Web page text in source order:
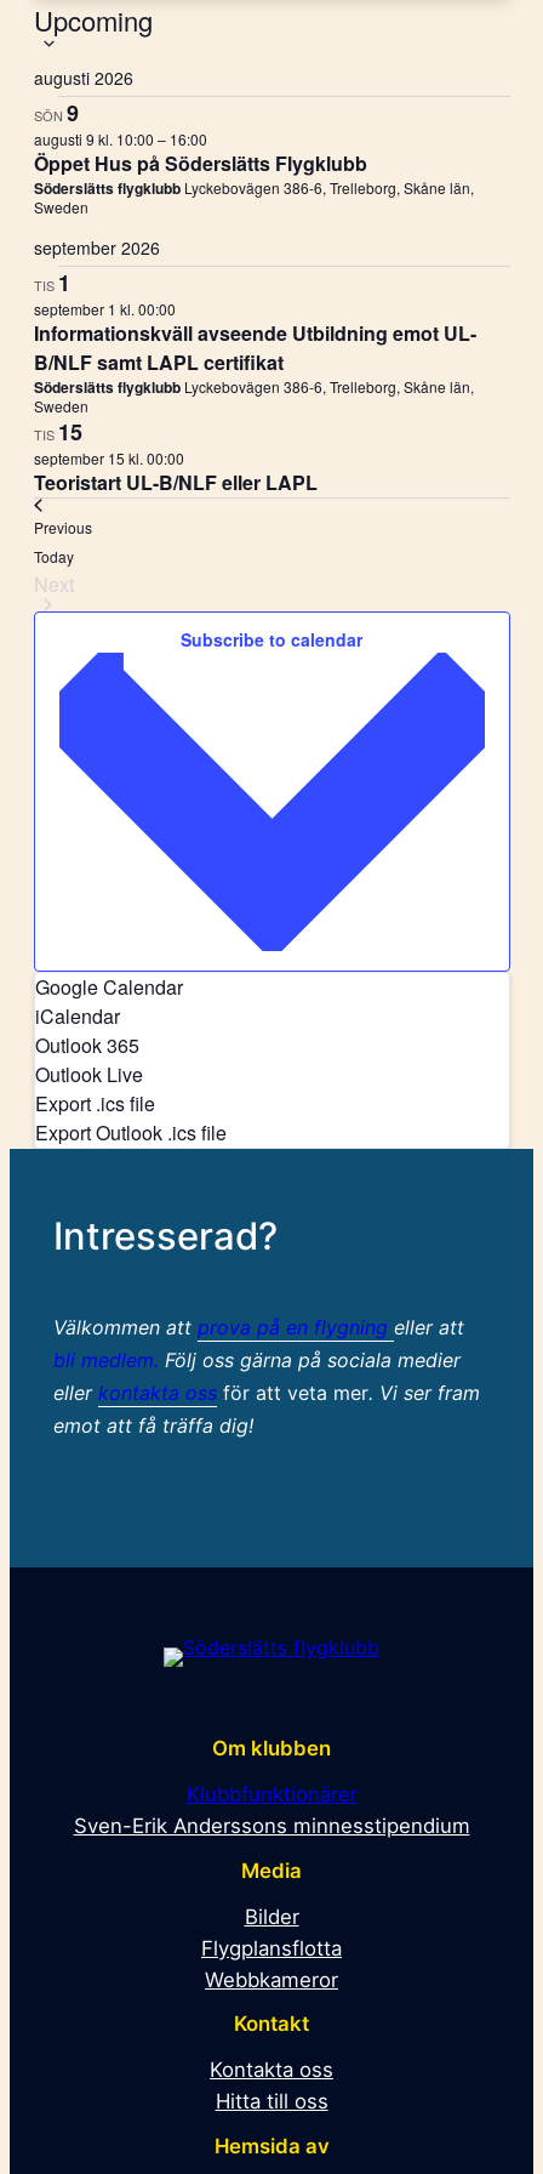
UpcomingSelect
date.
augusti 2026
SÖN 9
augusti 9 kl. 10:00 – 16:00
Öppet Hus på Söderslätts Flygklubb
Söderslätts flygklubb Lyckebovägen 386-6, Trelleborg, Skåne län,
Sweden
september 2026
TIS 1
september 1 kl. 00:00
Informationskväll avseende Utbildning emot UL-
B/NLF samt LAPL certifikat
Söderslätts flygklubb Lyckebovägen 386-6, Trelleborg, Skåne län,
Sweden
TIS 15
september 15 kl. 00:00
Teoristart UL-B/NLF eller LAPL
Previous
Today
Next
Events
Subscribe to calendar
Google Calendar
iCalendar
Outlook 365
Outlook Live
Export .ics file
Export Outlook .ics file
Intresserad?
Välkommen att prova på en flygning eller att
bli medlem. Följ oss gärna på sociala medier
eller kontakta ossför att veta mer. Vi ser fram
emot att få träffa dig!
Om klubben
Klubbfunktionärer
Sven-Erik Anderssons minnesstipendium
Media
Bilder
Flygplansflotta
Webbkameror
Kontakt
Kontakta oss
Hitta till oss
Hemsida av